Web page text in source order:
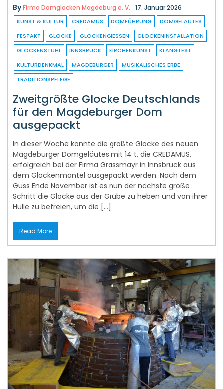
FESTAKT
GLOCKE GLOCKENGIESSEN
GLOCKENINSTALLATION
GLOCKENSTUHL
INNSBRUCK KIRCHENKUNST
KLANGTEST
KULTURDENKMAL
MAGDEBURGER
MUSIKALISCHES ERBE
TRADITIONSPFLEGE
Zweitgrößte Glocke Deutschlands
für den Magdeburger Dom
ausgepackt
In dieser Woche konnte die größte Glocke des neuen
erfolgreich bei der Firma Grassmayr in Innsbruck aus
dem Glockenmantel ausgepackt werden. Nach dem
Guss Ende November ist es nun der nächste große
Schritt die Glocke aus der Grube zu heben und von ihrer
Hülle zu befreien, um die […]